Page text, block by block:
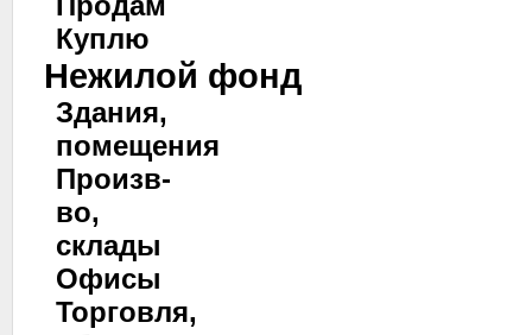
Куплю
Нежилой фонд
Здания,
помещения
Произв-
во,
склады
Офисы
Торговля,